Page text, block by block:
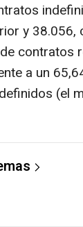
y
contratos
a un
(el